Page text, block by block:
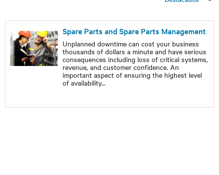
Spare Parts and Spare Parts Management
Unplanned downtime can cost your business
thousands of dollars a minute and have serious
consequences including loss of critical systems,
revenue, and customer confidence. An
important aspect of ensuring the highest level
of availability...